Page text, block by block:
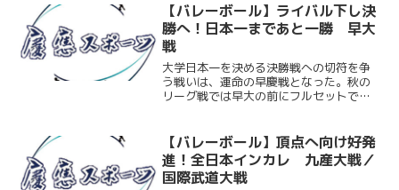
【バレーボール】ライバル下し決
勝へ！日本一まであと一勝 早大
戦
大学日本一を決める決勝戦への切符を争
う戦いは、運命の早慶戦となった。秋の
リーグ戦では早大の前にフルセットで敗
場面で借りを返すチャンスが巡ってき
た。12月８日（土）第65...
【バレーボール】頂点へ向け好発
進！全日本インカレ 九産大戦／
国際武道大戦